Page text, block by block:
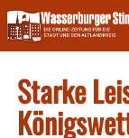
Skip
to
content
Starke